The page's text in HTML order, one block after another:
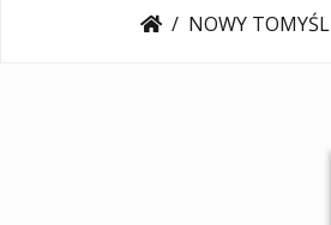
NOWY TOMYŚL